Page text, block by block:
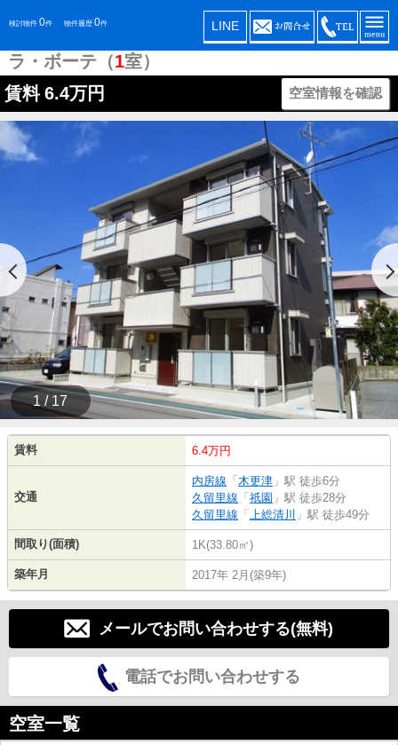
検討物件 0件 物件履歴 0件 LINE
ラ・ボーテ（1室）
賃料 6.4万円 空室情報を確認
1 / 17
賃料 6.4万円
交通
内房線 「 木更津 」駅 徒歩6分
久留里線 「 祇園 」駅 徒歩28分
久留里線 「 上総清川 」駅 徒歩49分
間取り(面積) 1K(33.80㎡)
築年月 2017年 2月(築9年)
メールでお問い合わせする(無料)
電話でお問い合わせする
空室一覧